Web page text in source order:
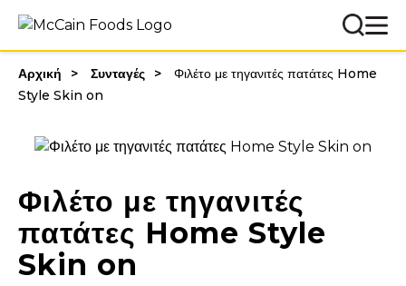
Αρχική Συνταγές
Φιλέτο με τηγανιτές πατάτες Home
Style Skin on
Φιλέτο με τηγανιτές
πατάτες Home Style
Skin on